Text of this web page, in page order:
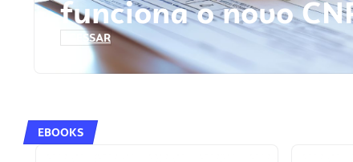
funciona o novo
ACESSAR
EBOOKS